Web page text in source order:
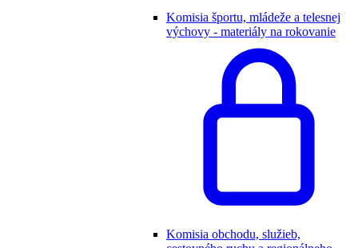
Komisia športu, mládeže a telesnej
výchovy - materiály na rokovanie
Komisia obchodu, služieb,